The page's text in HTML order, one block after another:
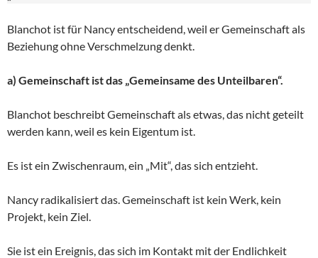
Blanchot ist für Nancy entscheidend, weil er Gemeinschaft als
Beziehung ohne Verschmelzung denkt.
a) Gemeinschaft ist das „Gemeinsame des Unteilbaren“.
Blanchot beschreibt Gemeinschaft als etwas, das nicht geteilt
werden kann, weil es kein Eigentum ist.
Es ist ein Zwischenraum, ein „Mit“, das sich entzieht.
Nancy radikalisiert das. Gemeinschaft ist kein Werk, kein
Projekt, kein Ziel.
Sie ist ein Ereignis, das sich im Kontakt mit der Endlichkeit